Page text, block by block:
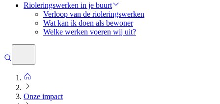
Rioleringswerken in je buurt
Verloop van de rioleringswerken
Wat kan ik doen als bewoner
Welke werken voeren wij uit?
Onze impact